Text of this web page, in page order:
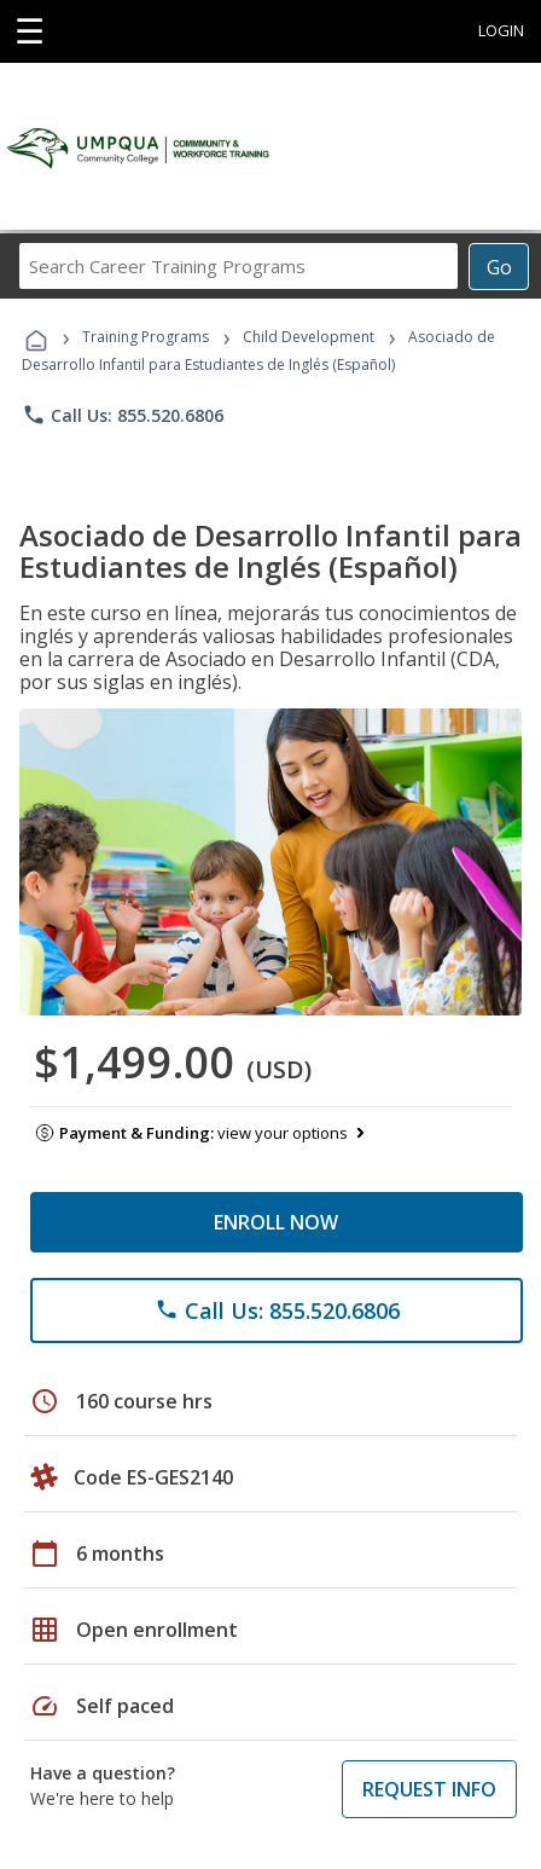
☰ LOGIN
Go
Career
Programs
› Training Programs › Child Development ›
Asociado de
Desarrollo Infantil para Estudiantes de Inglés (Español)
phone Call Us: 855.520.6806
Asociado de Desarrollo Infantil para
Estudiantes de Inglés (Español)
En este curso en línea, mejorarás tus conocimientos de
inglés y aprenderás valiosas habilidades profesionales
en la carrera de Asociado en Desarrollo Infantil (CDA,
por sus siglas en inglés).
$1,499.00 (USD)
Payment & Funding:view your options
ENROLL NOW
phone Call Us: 855.520.6806
schedule 160 course hrs
Code ES-GES2140
calendar_today 6 months
grid_on Open enrollment
speed Self paced
Have a question?
We're here to help
REQUEST INFO